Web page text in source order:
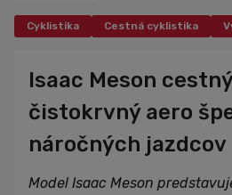
Cyklistika Cestná cyklistika
Isaac Meson
čistokrvný aero
náročných jazdcov
Model Isaac Meson